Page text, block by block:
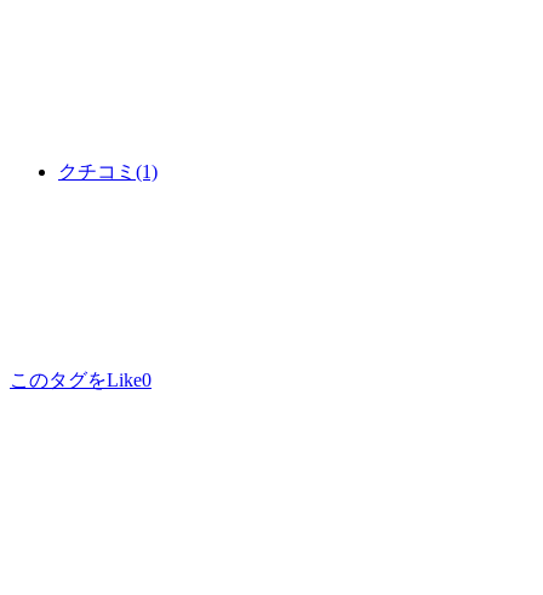
クチコミ (1)
このタグをLike0